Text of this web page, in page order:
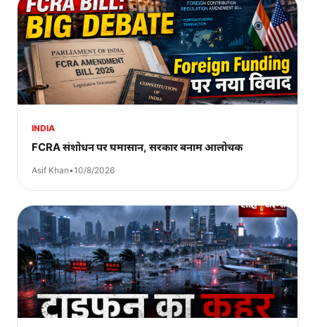
INDIA
FCRA संशोधन पर घमासान, सरकार बनाम आलोचक
Asif Khan•10/8/2026